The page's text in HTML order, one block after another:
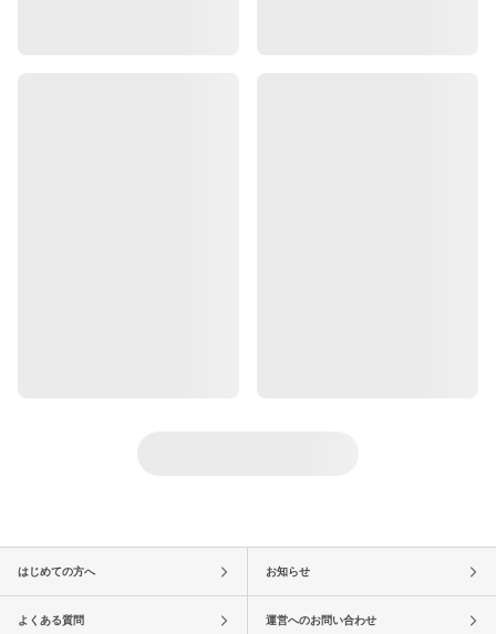
はじめての方へ お知らせ
よくある質問 運営へのお問い合わせ